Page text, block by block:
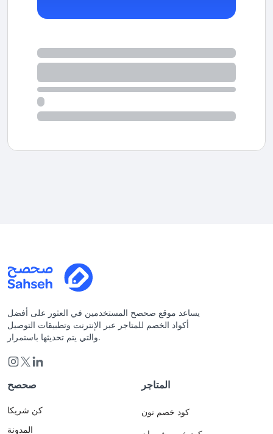
يساعد موقع صحصح المستخدمين في العثور على أفضل
أكواد الخصم للمتاجر عبر الإنترنت وتطبيقات التوصيل
والتي يتم تحديثها باستمرار.
صحصح
كن شريكا
المدونة
المتاجر
كود خصم نون